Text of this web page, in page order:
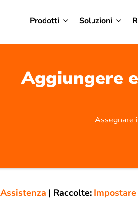
Prodotti Soluzioni
Aggiungere
Assegnare
Assistenza | Raccolte: